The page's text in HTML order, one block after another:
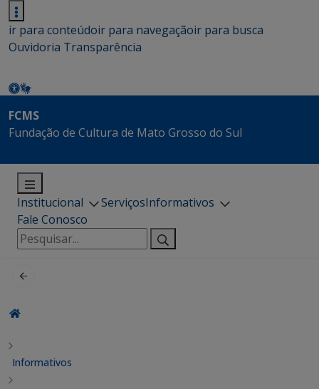
ir para conteúdoir para navegaçãoir para busca
Ouvidoria Transparência
FCMS
Fundação de Cultura de Mato Grosso do Sul
Institucional ServiçosInformativos
Fale Conosco
Pesquisar
por:
Informativos